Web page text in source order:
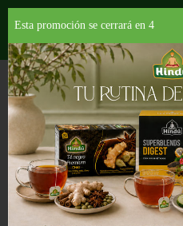
Departamentos
HOME FRUTAS Y VEGETALES
COCOS SECOS 1 EA
$1.97
Esta promoción se cerrará en 3